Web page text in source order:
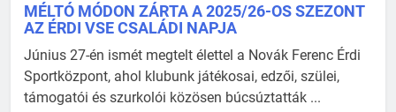
MÉLTÓ MÓDON ZÁRTA A 2025/26-OS SZEZONT
AZ ÉRDI VSE CSALÁDI NAPJA
Június 27-én ismét megtelt élettel a Novák Ferenc Érdi
Sportközpont, ahol klubunk játékosai, edzői, szülei,
támogatói és szurkolói közösen búcsúztatták ...